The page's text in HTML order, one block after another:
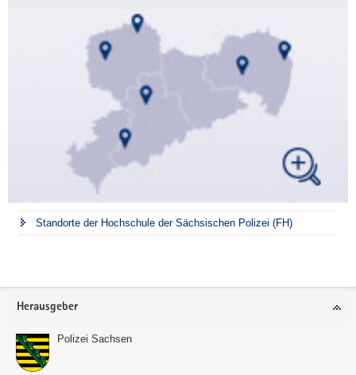
Standorte der Hochschule der Sächsischen Polizei (FH)
Footer-
Herausgeber
Polizei Sachsen